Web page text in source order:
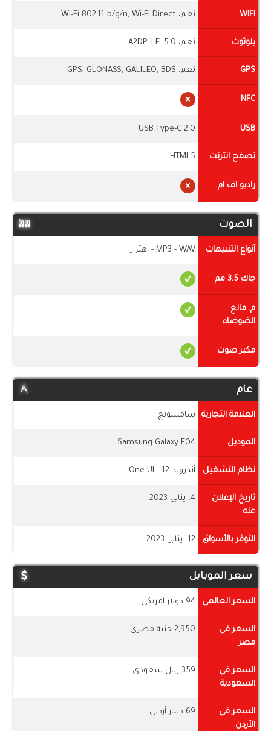
WIFI نعم، Wi-Fi 802.11 b/g/n, Wi-Fi Direct
بلوتوث نعم، 5.0, A2DP, LE
GPS نعم، GPS, GLONASS, GALILEO, BDS
NFC
USB
USB Type-C 2.0
تصفح انترنت HTML5
راديو اف ام
الصوت
أنواع التنبيهات MP3 - WAV - اهتزاز
جاك 3.5 مم
م. مانع
الضوضاء
مكبر صوت
عام
العلامة التجارية سامسونج
الموديل Samsung Galaxy F04
نظام التشغيل أندرويد 12 - One UI
تاريخ الإعلان
عنه
4، يناير، 2023
التوفر بالأسواق 12، يناير، 2023
سعر الموبايل
السعر العالمي 94 دولار امريكي
السعر في
مصر
2,950 جنيه مصري
السعر في
السعودية
359 ريال سعودي
السعر في
الأردن
69 دينار أردني